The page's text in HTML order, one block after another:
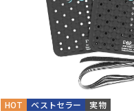
実物
ベストセラー
HOT